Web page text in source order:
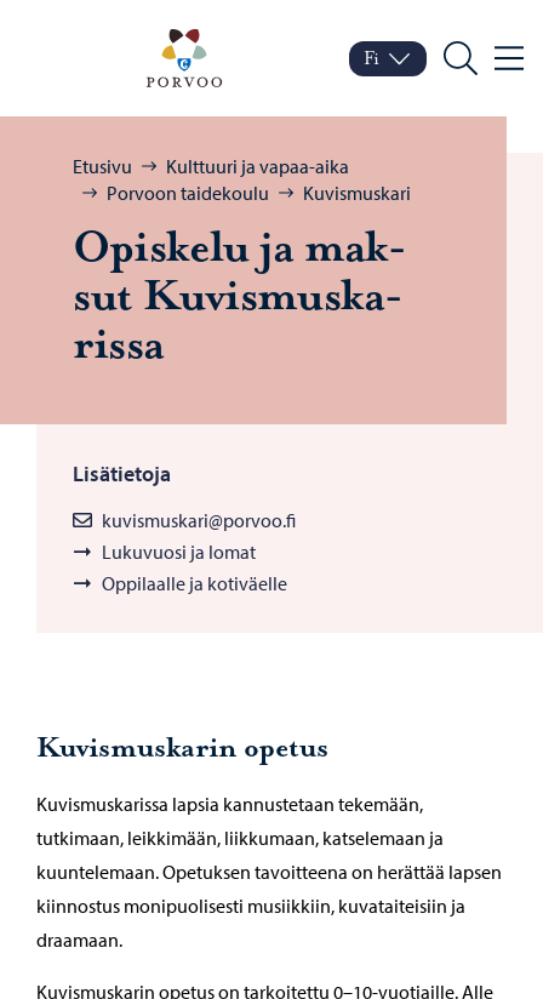
Porvoo – Siirry
Vaihda kieltä
Nykyinen kieli: Suomi
Fi
Hae
Selaa:
Etusivu
Kulttuuri ja vapaa-aika
Porvoon taidekoulu
Kuvismuskari
Opis­ke­lu ja mak­
sut Ku­vis­mus­ka­
ris­sa
Lisätietoja
kuvismuskari@porvoo.fi
Lukuvuosi ja lomat
Oppilaalle ja kotiväelle
Kuvismuskarin opetus
Kuvismuskarissa lapsia kannustetaan tekemään,
tutkimaan, leikkimään, liikkumaan, katselemaan ja
kuuntelemaan. Opetuksen tavoitteena on herättää lapsen
kiinnostus monipuolisesti musiikkiin, kuvataiteisiin ja
draamaan.
Kuvismuskarin opetus on tarkoitettu 0–10-vuotiaille. Alle